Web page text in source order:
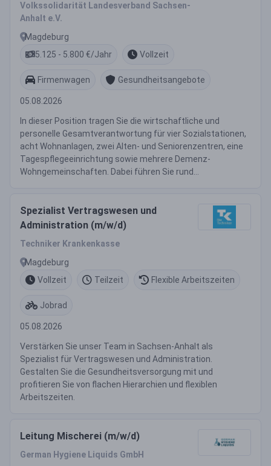
Volkssolidarität Landesverband Sachsen-
Anhalt e.V.
Magdeburg
5.125 - 5.800 €/Jahr
Vollzeit
Firmenwagen Gesundheitsangebote
05.08.2026
In dieser Position tragen Sie die wirtschaftliche und
personelle Gesamtverantwortung für vier Sozialstationen,
acht Wohnanlagen, zwei Alten- und Seniorenzentren, eine
Tagespflegeeinrichtung sowie mehrere Demenz-
Wohngemeinschaften. Dabei führen Sie rund...
Spezialist Vertragswesen und
Administration (m/w/d)
Techniker Krankenkasse
Magdeburg
Vollzeit
Teilzeit Flexible Arbeitszeiten
Jobrad
05.08.2026
Verstärken Sie unser Team in Sachsen-Anhalt als
Spezialist für Vertragswesen und Administration.
Gestalten Sie die Gesundheitsversorgung mit und
profitieren Sie von flachen Hierarchien und flexiblen
Arbeitszeiten.
Leitung Mischerei (m/w/d)
German Hygiene Liquids GmbH